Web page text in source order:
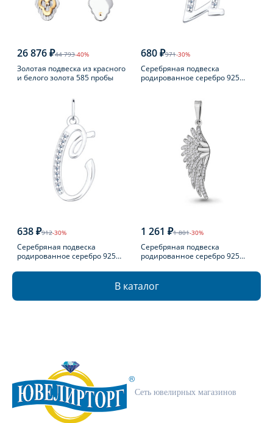
26 876 ₽44 793-40%
Золотая подвеска из красного
и белого золота 585 пробы
680 ₽971-30%
Серебряная подвеска
родированное серебро 925
638 ₽912-30%
Серебряная подвеска
родированное серебро 925
1 261 ₽1 801-30%
Серебряная подвеска
родированное серебро 925
В каталог
Сеть ювелирных магазинов